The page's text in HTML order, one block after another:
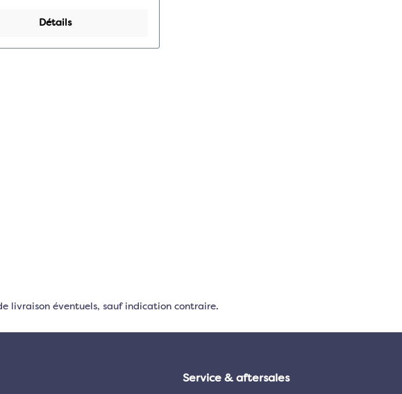
Détails
livraison éventuels, sauf indication contraire.
Service & aftersales